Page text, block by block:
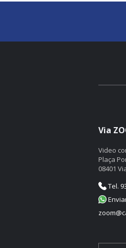
Via
Video
Plaça
08401
Tel.